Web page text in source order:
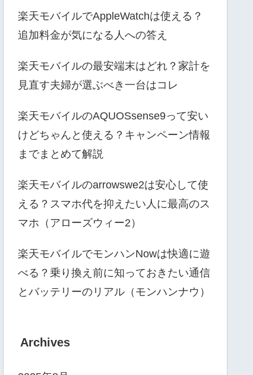
楽天モバイルでAppleWatchは使える？
追加料金が気になる人への答え
楽天モバイルの最安端末はどれ？家計を
見直す夫婦が選ぶべき一台はコレ
楽天モバイルのAQUOSsense9って安い
けどちゃんと使える？キャンペーン情報
までまとめて解説
楽天モバイルのarrowswe2は安心して使
える？スマホ代を抑えたい人に最高のス
マホ（アローズウィー2）
楽天モバイルでモンハンNowは快適に遊
べる？乗り換え前に知っておきたい通信
とバッテリーのリアル（モンハンナウ）
Archives